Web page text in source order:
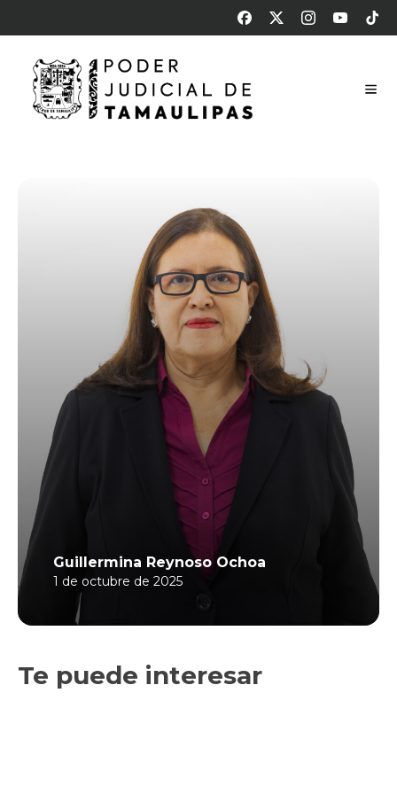
Guillermina Reynoso Ochoa
1 de octubre de 2025
Te puede interesar